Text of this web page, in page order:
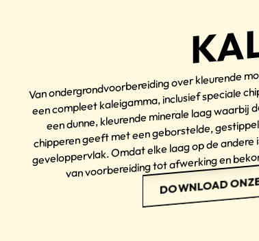
Van ondergrondvoorbereiding over
een compleet kaleigamma, inclusief speciale
een dunne, kleurende minerale laag
chipperen geeft met een geborstelde,
geveloppervlak. Omdat elke laag op de
van voorbereiding tot afwerking en
DOWNLOAD